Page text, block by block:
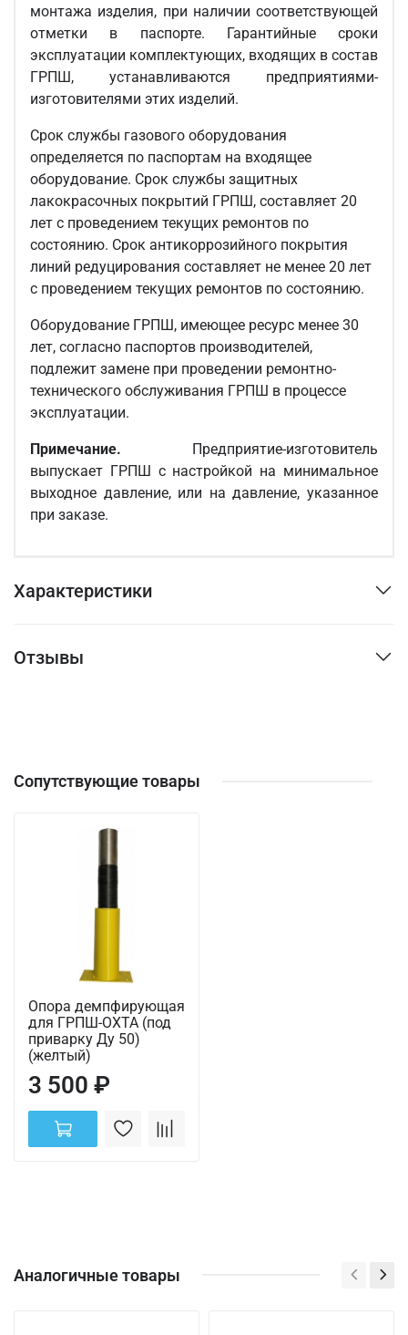
монтажа изделия, при наличии соответствующей
отметки в паспорте. Гарантийные сроки
эксплуатации комплектующих, входящих в состав
ГРПШ, устанавливаются предприятиями-
изготовителями этих изделий.
Срок службы газового оборудования
определяется по паспортам на входящее
оборудование. Срок службы защитных
лакокрасочных покрытий ГРПШ, составляет 20
лет с проведением текущих ремонтов по
состоянию. Срок антикоррозийного покрытия
линий редуцирования составляет не менее 20 лет
с проведением текущих ремонтов по состоянию.
Оборудование ГРПШ, имеющее ресурс менее 30
лет, согласно паспортов производителей,
подлежит замене при проведении ремонтно-
технического обслуживания ГРПШ в процессе
эксплуатации.
Примечание. Предприятие-изготовитель
выпускает ГРПШ с настройкой на минимальное
выходное давление, или на давление, указанное
при заказе.
Характеристики
Отзывы
Сопутствующие товары
Опора демпфирующая
для ГРПШ-ОХТА (под
приварку Ду 50)
(желтый)
3 500 ₽
Аналогичные товары